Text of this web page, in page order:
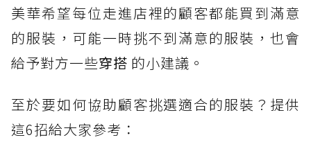
美華希望每位走進店裡的顧客都能買到滿意
的服裝，可能一時挑不到滿意的服裝，也會
給予對方一些穿搭 的小建議。
至於要如何協助顧客挑選適合的服裝？提供
這6招給大家參考：